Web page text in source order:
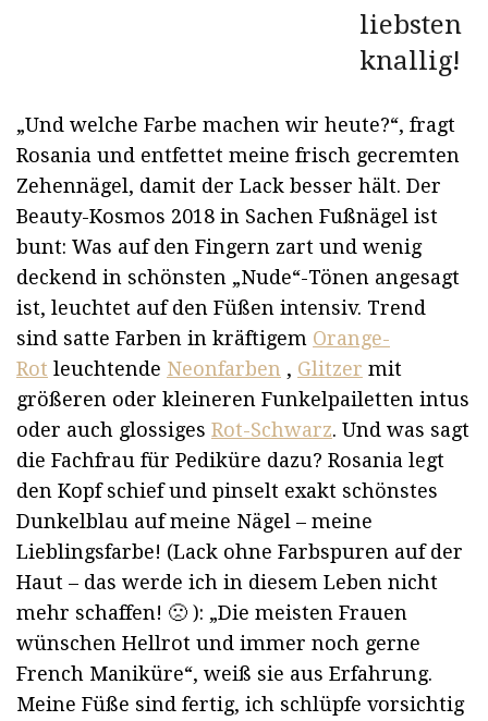
liebsten
knallig!
„Und welche Farbe machen wir heute?“, fragt
Rosania und entfettet meine frisch gecremten
Zehennägel, damit der Lack besser hält. Der
Beauty-Kosmos 2018 in Sachen Fußnägel ist
bunt: Was auf den Fingern zart und wenig
deckend in schönsten „Nude“-Tönen angesagt
ist, leuchtet auf den Füßen intensiv. Trend
sind satte Farben in kräftigem Orange-
Rot leuchtende Neonfarben , Glitzer mit
größeren oder kleineren Funkelpailetten intus
oder auch glossiges Rot-Schwarz. Und was sagt
die Fachfrau für Pediküre dazu? Rosania legt
den Kopf schief und pinselt exakt schönstes
Dunkelblau auf meine Nägel – meine
Lieblingsfarbe! (Lack ohne Farbspuren auf der
Haut – das werde ich in diesem Leben nicht
mehr schaffen! 🙁 ): „Die meisten Frauen
wünschen Hellrot und immer noch gerne
French Maniküre“, weiß sie aus Erfahrung.
Meine Füße sind fertig, ich schlüpfe vorsichtig